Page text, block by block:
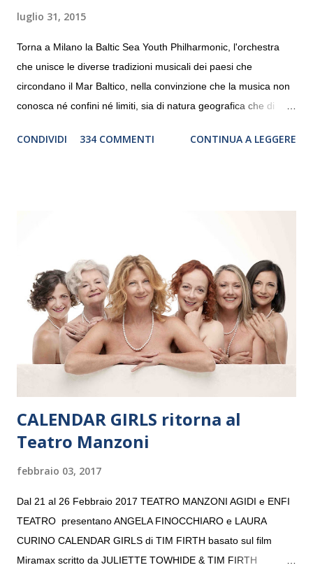
luglio 31, 2015
Torna a Milano la Baltic Sea Youth Philharmonic, l'orchestra
che unisce le diverse tradizioni musicali dei paesi che
circondano il Mar Baltico, nella convinzione che la musica non
conosca né confini né limiti, sia di natura geografica che di
debutterà il 10 settembre a Heiden, in Germania, e toccherà, in
“Settembre dell’Accademia” dove si esibirà per il secondo anno
consecutivo. Il pubblico milanese avrà il piacere di applaudire i
giovani artisti della Baltic Sea Youth Philharmonic per la quarta
volta. L’orchestra, fondata nel 2008 da Kristjan Järvi (affiancato
da un prestigioso consiglio di consulent...
CONDIVIDI 334 COMMENTI CONTINUA A LEGGERE
CALENDAR GIRLS ritorna al
Teatro Manzoni
febbraio 03, 2017
Dal 21 al 26 Febbraio 2017 TEATRO MANZONI AGIDI e ENFI
TEATRO presentano ANGELA FINOCCHIARO e LAURA
CURINO CALENDAR GIRLS di TIM FIRTH basato sul film
Miramax scritto da JULIETTE TOWHIDE & TIM FIRTH